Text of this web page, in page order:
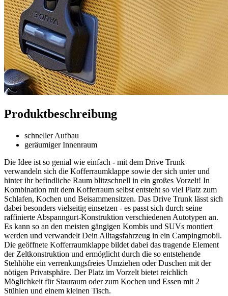
Produktbeschreibung
schneller Aufbau
geräumiger Innenraum
Die Idee ist so genial wie einfach - mit dem Drive Trunk
verwandeln sich die Kofferraumklappe sowie der sich unter und
hinter ihr befindliche Raum blitzschnell in ein großes Vorzelt! In
Kombination mit dem Kofferraum selbst entsteht so viel Platz zum
Schlafen, Kochen und Beisammensitzen. Das Drive Trunk lässt sich
dabei besonders vielseitig einsetzen - es passt sich durch seine
raffinierte Abspanngurt-Konstruktion verschiedenen Autotypen an.
Es kann so an den meisten gängigen Kombis und SUVs montiert
werden und verwandelt Dein Alltagsfahrzeug in ein Campingmobil.
Die geöffnete Kofferraumklappe bildet dabei das tragende Element
der Zeltkonstruktion und ermöglicht durch die so entstehende
Stehhöhe ein verrenkungsfreies Umziehen oder Duschen mit der
nötigen Privatsphäre. Der Platz im Vorzelt bietet reichlich
Möglichkeit für Stauraum oder zum Kochen und Essen mit 2
Stühlen und einem kleinen Tisch.